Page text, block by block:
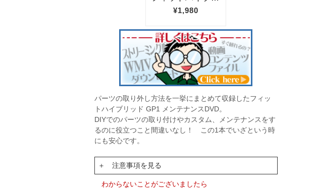
パーツの取り外し方法を一挙にまとめて収録したフィッ
トハイブリッド GP1 メンテナンスDVD。
DIYでのパーツの取り付けやカスタム、メンテナンスをす
るのに役立つこと間違いなし！ この1本でいざという時
にも安心です。
＋ 注意事項を見る
わからないことがございましたら